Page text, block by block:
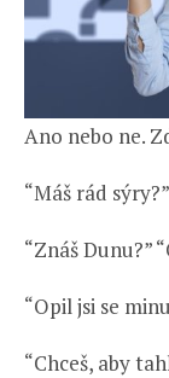
Ano nebo ne.
“Máš rád
“Znáš Dunu?”
“Opil jsi se
“Chceš, aby